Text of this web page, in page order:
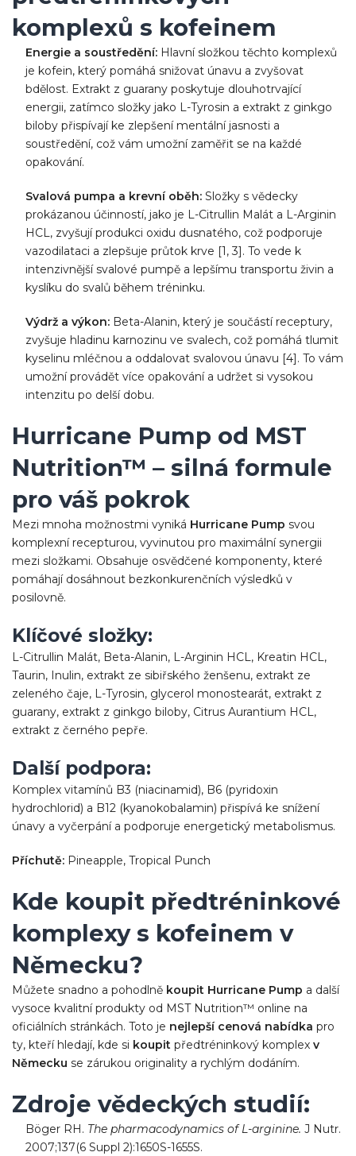
komplexů s kofeinem
Energie a soustředění: Hlavní složkou těchto komplexů
je kofein, který pomáhá snižovat únavu a zvyšovat
bdělost. Extrakt z guarany poskytuje dlouhotrvající
energii, zatímco složky jako L-Tyrosin a extrakt z ginkgo
biloby přispívají ke zlepšení mentální jasnosti a
soustředění, což vám umožní zaměřit se na každé
opakování.
Svalová pumpa a krevní oběh: Složky s vědecky
prokázanou účinností, jako je L-Citrullin Malát a L-Arginin
HCL, zvyšují produkci oxidu dusnatého, což podporuje
vazodilataci a zlepšuje průtok krve [1, 3]. To vede k
intenzivnější svalové pumpě a lepšímu transportu živin a
kyslíku do svalů během tréninku.
Výdrž a výkon: Beta-Alanin, který je součástí receptury,
zvyšuje hladinu karnozinu ve svalech, což pomáhá tlumit
kyselinu mléčnou a oddalovat svalovou únavu [4]. To vám
umožní provádět více opakování a udržet si vysokou
intenzitu po delší dobu.
Hurricane Pump od MST
Nutrition™ – silná formule
pro váš pokrok
Mezi mnoha možnostmi vyniká Hurricane Pump svou
komplexní recepturou, vyvinutou pro maximální synergii
mezi složkami. Obsahuje osvědčené komponenty, které
pomáhají dosáhnout bezkonkurenčních výsledků v
posilovně.
Klíčové složky:
L-Citrullin Malát, Beta-Alanin, L-Arginin HCL, Kreatin HCL,
Taurin, Inulin, extrakt ze sibiřského ženšenu, extrakt ze
zeleného čaje, L-Tyrosin, glycerol monostearát, extrakt z
guarany, extrakt z ginkgo biloby, Citrus Aurantium HCL,
extrakt z černého pepře.
Další podpora:
Komplex vitamínů B3 (niacinamid), B6 (pyridoxin
hydrochlorid) a B12 (kyanokobalamin) přispívá ke snížení
únavy a vyčerpání a podporuje energetický metabolismus.
Příchutě: Pineapple, Tropical Punch
Kde koupit předtréninkové
komplexy s kofeinem v
Německu?
Můžete snadno a pohodlně koupit Hurricane Pump a další
vysoce kvalitní produkty od MST Nutrition™ online na
oficiálních stránkách. Toto je nejlepší cenová nabídka pro
ty, kteří hledají, kde si koupit předtréninkový komplex v
Německu se zárukou originality a rychlým dodáním.
Zdroje vědeckých studií:
Böger RH. The pharmacodynamics of L-arginine. J Nutr.
2007;137(6 Suppl 2):1650S-1655S.